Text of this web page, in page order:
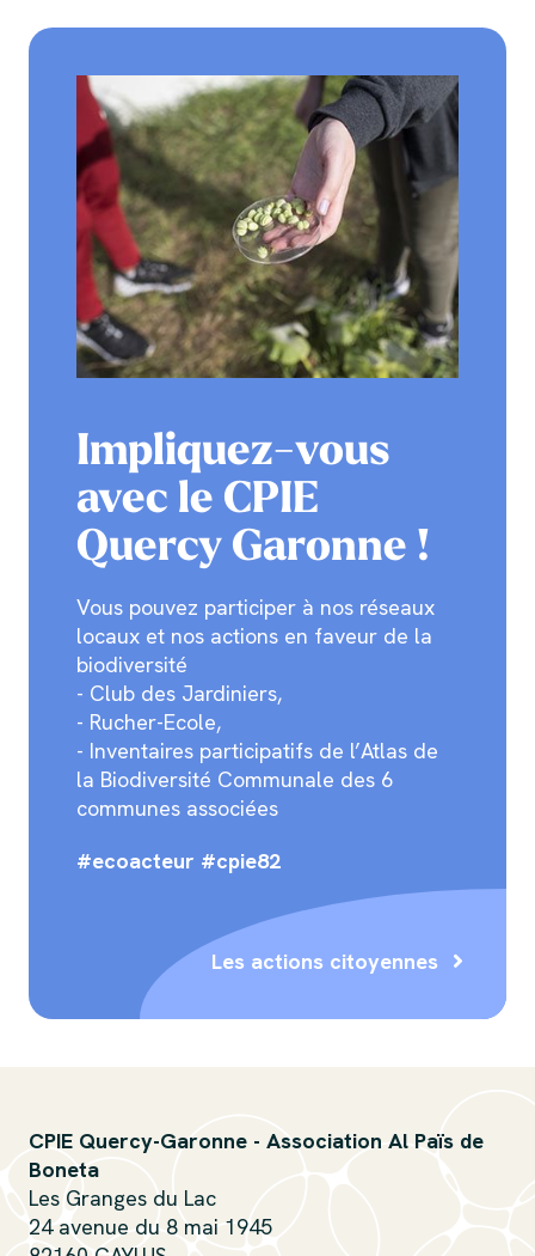
Impliquez-vous
avec le CPIE
Quercy Garonne !
Vous pouvez participer à nos réseaux
locaux et nos actions en faveur de la
biodiversité
- Club des Jardiniers,
- Rucher-Ecole,
- Inventaires participatifs de l’Atlas de
la Biodiversité Communale des 6
communes associées
#ecoacteur #cpie82
Les actions citoyennes
CPIE Quercy-Garonne - Association Al Païs de
Boneta
Les Granges du Lac
24 avenue du 8 mai 1945